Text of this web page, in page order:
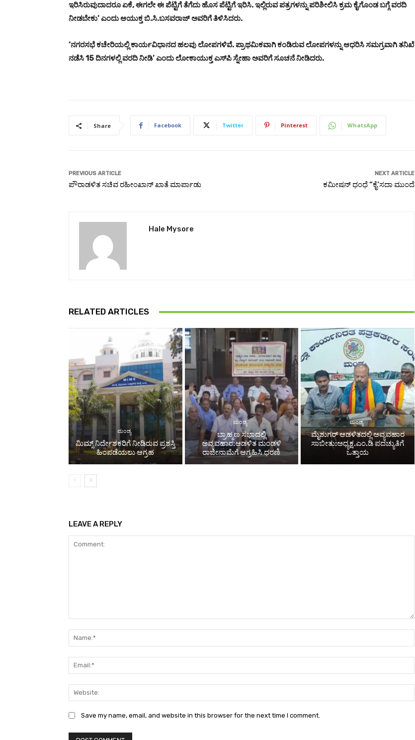
ಇರಿಸಿರುವುದಾದರೂ ಏಕೆ, ಈಗಲೇ ಈ ಪೆಟ್ಟಿಗೆ ತೆಗೆದು ಹೊಸ ಪೆಟ್ಟಿಗೆ ಇರಿಸಿ. ಇಲ್ಲಿರುವ ಪತ್ರಗಳನ್ನು ಪರಿಶೀಲಿಸಿ ಕ್ರಮ ಕೈಗೊಂಡ ಬಗ್ಗೆ ವರದಿ
ನೀಡಬೇಕು’ ಎಂದು ಆಯುಕ್ತ ಬಿ.ಸಿ.ಬಸವರಾಜ್ ಅವರಿಗೆ ತಿಳಿಸಿದರು.
‘ನಗರಸಭೆ ಕಚೇರಿಯಲ್ಲಿ ಕಾರ್ಯವಿಧಾನದ ಹಲವು ಲೋಪಗಳಿವೆ. ಪ್ರಾಥಮಿಕವಾಗಿ ಕಂಡಿರುವ ಲೋಪಗಳನ್ನು ಆಧರಿಸಿ ಸಮಗ್ರವಾಗಿ ತನಿಖೆ
ನಡೆಸಿ 15 ದಿನಗಳಲ್ಲಿ ವರದಿ ನೀಡಿ’ ಎಂದು ಲೋಕಾಯುಕ್ತ ಎಸ್‌ಪಿ ಸ್ನೇಹಾ ಅವರಿಗೆ ಸೂಚನೆ ನೀಡಿದರು.
Share Facebook Twitter Pinterest WhatsApp
PREVIOUS ARTICLE
ಪೌರಾಡಳಿತ ಸಚಿವ ರಹೀಂಖಾನ್ ಖಾತೆ ಮಾರ್ಪಾಡು
NEXT ARTICLE
ಕಮೀಷನ್ ಧಂಧೆ “ಕೈ’ಸದಾ ಮುಂದೆ
Hale Mysore
RELATED ARTICLES
ಮಂಡ್ಯ
ಮಿಮ್ಸ್ ನಿರ್ದೇಶಕರಿಗೆ ನೀಡಿರುವ ಪ್ರಶಸ್ತಿ
ಹಿಂಪಡೆಯಲು ಆಗ್ರಹ
ಮಂಡ್ಯ
ಬ್ರಾಹ್ಮಣ ಸಭಾದಲ್ಲಿ
ಅವ್ಯವಹಾರ:ಆಡಳಿತ ಮಂಡಳಿ
ರಾಜೀನಾಮೆಗೆ ಆಗ್ರಹಿಸಿ ಧರಣಿ
ಮಂಡ್ಯ
ಮೈಶುಗರ್ ಆಡಳಿತದಲ್ಲಿ ಅವ್ಯವಹಾರ
ಸಾಬೀತು:ಅಧ್ಯಕ್ಷ.ಎಂ.ಡಿ ಪದಚ್ಯುತಿಗೆ
ಒತ್ತಾಯ
LEAVE A REPLY
Save my name, email, and website in this browser for the next time I comment.